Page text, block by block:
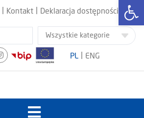
Kontakt Deklaracja dostępności
PL ENG